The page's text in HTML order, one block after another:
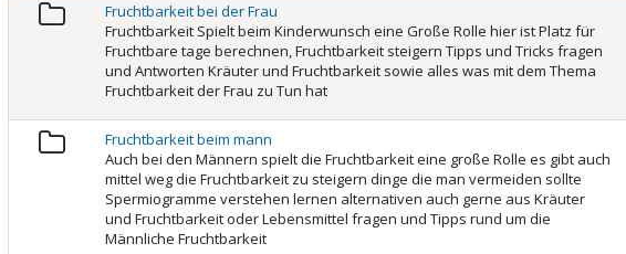
Fruchtbarkeit bei der Frau
Fruchtbarkeit Spielt beim Kinderwunsch eine Große Rolle hier ist Platz für
Fruchtbare tage berechnen, Fruchtbarkeit steigern Tipps und Tricks fragen
und Antworten Kräuter und Fruchtbarkeit sowie alles was mit dem Thema
Fruchtbarkeit der Frau zu Tun hat
Fruchtbarkeit beim mann
Auch bei den Männern spielt die Fruchtbarkeit eine große Rolle es gibt auch
mittel weg die Fruchtbarkeit zu steigern dinge die man vermeiden sollte
Spermiogramme verstehen lernen alternativen auch gerne aus Kräuter
und Fruchtbarkeit oder Lebensmittel fragen und Tipps rund um die
Männliche Fruchtbarkeit